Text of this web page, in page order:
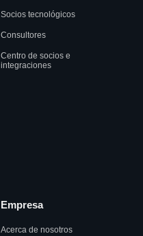
Socios tecnológicos
Consultores
Centro de socios e
integraciones
Empresa
Acerca de nosotros